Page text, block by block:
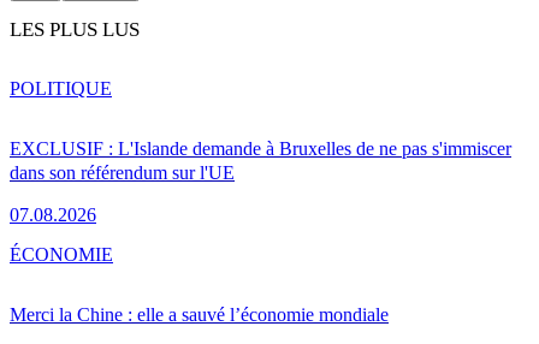
LES PLUS LUS
EXCLUSIF : L'Islande demande à Bruxelles de ne pas s'immiscer
dans son référendum sur l'UE
07.08.2026
POLITIQUE
Merci la Chine : elle a sauvé l’économie mondiale
ÉCONOMIE